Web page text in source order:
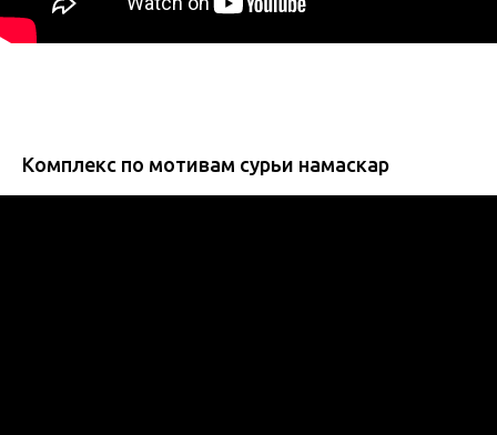
Комплекс по мотивам сурьи намаскар